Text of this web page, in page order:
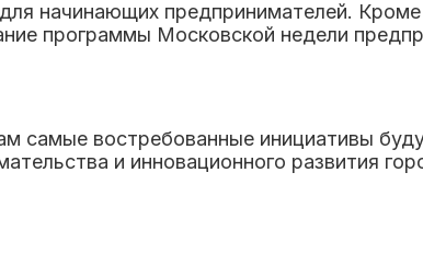
начинающих предпринимателей.
программы Московской недели
самые востребованные инициативы
и инновационного развития